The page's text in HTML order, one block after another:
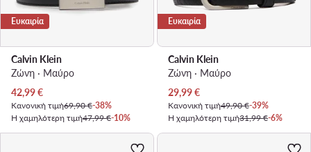
Ευκαιρία
Calvin Klein
Ζώνη · Μαύρο
Τρέχουσα τιμή
42,99€
Κανονική τιμή69,90 €-38%
Η χαμηλότερη τιμή47,99 €-10%
Ευκαιρία
Calvin Klein
Ζώνη · Μαύρο
Τρέχουσα τιμή
29,99€
Κανονική τιμή49,90 €-39%
Η χαμηλότερη τιμή31,99 €-6%